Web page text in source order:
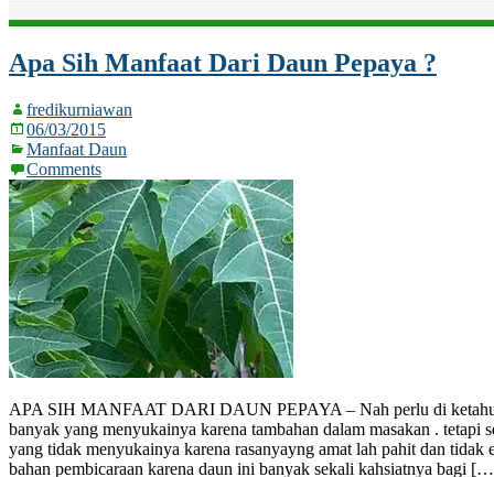
Apa Sih Manfaat Dari Daun Pepaya ?
fredikurniawan
06/03/2015
Manfaat Daun
Comments
APA SIH MANFAAT DARI DAUN PEPAYA – Nah perlu di
banyak yang menyukainya karena tambahan dalam masakan . tetapi
yang tidak menyukainya karena rasanyayng amat lah pahit dan
bahan pembicaraan karena daun ini banyak sekali kahsiatnya bagi